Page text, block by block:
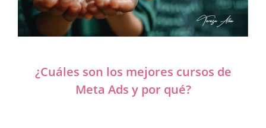
¿Cuáles son los mejores cursos de
Meta Ads y por qué?